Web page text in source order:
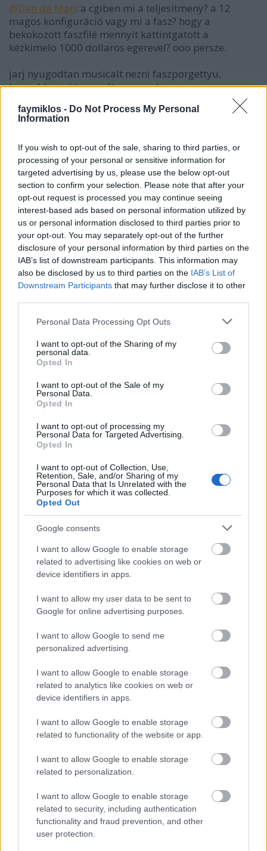
faymiklos - Do Not Process My Personal
Information
If you wish to opt-out of the sale, sharing to third parties, or
processing of your personal or sensitive information for
targeted advertising by us, please use the below opt-out
section to confirm your selection. Please note that after your
opt-out request is processed you may continue seeing
interest-based ads based on personal information utilized by
us or personal information disclosed to third parties prior to
your opt-out. You may separately opt-out of the further
disclosure of your personal information by third parties on the
IAB’s list of downstream participants. This information may
also be disclosed by us to third parties on the IAB’s List of
Downstream Participants that may further disclose it to other
Please note that this website/app uses one or more Google
not limited to your visit or usage behaviour. You may click to
grant or deny consent to Google and its third-party tags to
use your data for below specified purposes in below Google
consent section.
Personal Data Processing Opt Outs
I want to opt-out of the Sharing of my
personal data.
Opted In
I want to opt-out of the Sale of my
Personal Data.
Opted In
I want to opt-out of processing my
Personal Data for Targeted Advertising.
Opted In
I want to opt-out of Collection, Use,
Retention, Sale, and/or Sharing of my
Personal Data that Is Unrelated with the
Purposes for which it was collected.
Opted Out
Google consents
I want to allow Google to enable storage
related to advertising like cookies on web or
device identifiers in apps.
I want to allow my user data to be sent to
Google for online advertising purposes.
I want to allow Google to send me
personalized advertising.
I want to allow Google to enable storage
related to analytics like cookies on web or
device identifiers in apps.
I want to allow Google to enable storage
related to functionality of the website or app.
I want to allow Google to enable storage
related to personalization.
I want to allow Google to enable storage
related to security, including authentication
functionality and fraud prevention, and other
user protection.
@Dan da Man: a cgiben mi a teljesitmeny? a 12
magos konfiguráció vagy mi a fasz? hogy a
bekokozott faszfilé mennyit kattintgatott a
kézkimelo 1000 dollaros egerevel? ooo persze.
jarj nyugodtan musicalt nezni faszporgettyu,
bamuld a cgi.t meredt szemmel. ez meg nem
jellemhiba, de hogy azt hiszed ez (plafonig ugro cgi
bábok) teljesitmeny...es ezt meg hirdeted is...na az
jellemhiba.
stolzingimalter
6 éve
@Mariann László : A koreográfia tényleg szuper, de a
sok trükk ellene dolgozik. honnét tudjam, hogy most
valóban hármat fordult valaki, vagy ez is csak trükk.
Főleg, ha utána fölrepül.
vanRob
6 éve
Én nem láttam, ezért nem is mondhatok véleményt
róla. De amennyit olvastam és hallottam róla, nos
azok alapján biztosan nem fogom megnézni.
Egyszerűen nem érdekel sem a téma, sem a műfaj. A
miatt ellenérzést keltenek bennem.
vanRob
6 éve
@FILTOL: Nyilván nem jelölik Oscarra, de azért
érdekes lenne látni, ahogy 3-4 kocka kivonul átvenni
a szobrocskát mondjuk a legjobb férfi főszereplő
után (aki nem is vitás, csakis Joaquin Phoenix lehet).
Darth Revan
6 éve
Szirtes elég nyomi
Semmi eredeti ötlet nincs a rendezéseiben. Nem
replika előadás annyiban merül ki nála, hogy
bénább a koreográfia és a díszletek meg a kosztüm,
mint az eredeti
6 éve
látnál is. De erről majd akkor beszélgetünk ha
szemtől szembe mersz megállni velem, ropifiúcska!
És most gyorsan cserélj profilképet, mielőtt mások is
beazonosítanak!